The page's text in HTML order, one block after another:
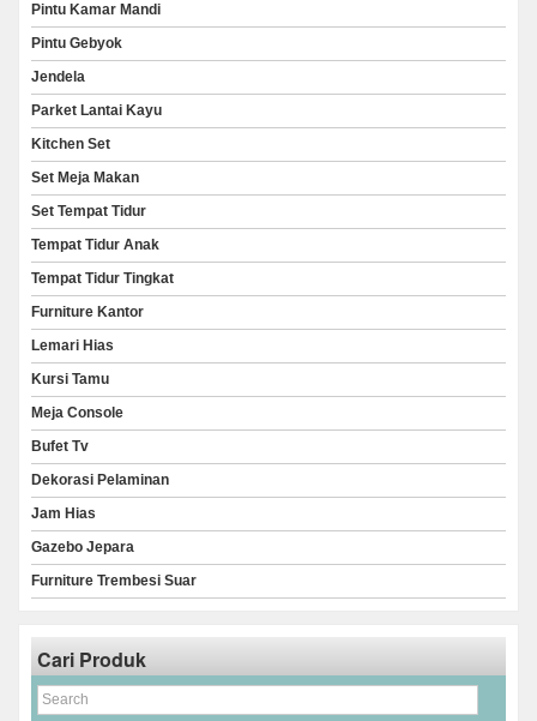
Pintu Kamar Mandi
Pintu Gebyok
Jendela
Parket Lantai Kayu
Kitchen Set
Set Meja Makan
Set Tempat Tidur
Tempat Tidur Anak
Tempat Tidur Tingkat
Furniture Kantor
Lemari Hias
Kursi Tamu
Meja Console
Bufet Tv
Dekorasi Pelaminan
Jam Hias
Gazebo Jepara
Furniture Trembesi Suar
Cari Produk